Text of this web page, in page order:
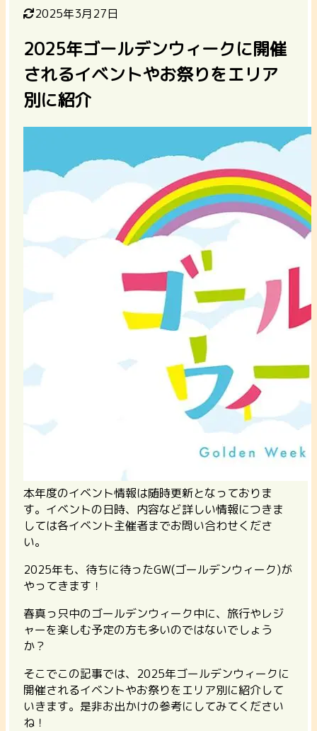
2025年3月27日
2025年ゴールデンウィークに開催
されるイベントやお祭りをエリア
別に紹介
本年度のイベント情報は随時更新となっておりま
す。イベントの日時、内容など詳しい情報につきま
しては各イベント主催者までお問い合わせくださ
い。
2025年も、待ちに待ったGW(ゴールデンウィーク)が
やってきます！
春真っ只中のゴールデンウィーク中に、旅行やレジ
ャーを楽しむ予定の方も多いのではないでしょう
か？
そこでこの記事では、2025年ゴールデンウィークに
開催されるイベントやお祭りをエリア別に紹介して
いきます。是非お出かけの参考にしてみてください
ね！